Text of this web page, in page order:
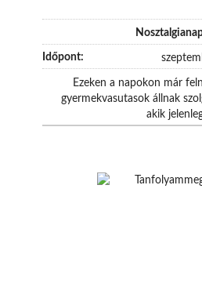
Ezeken a napokon már
gyermekvasutasok állnak
akik